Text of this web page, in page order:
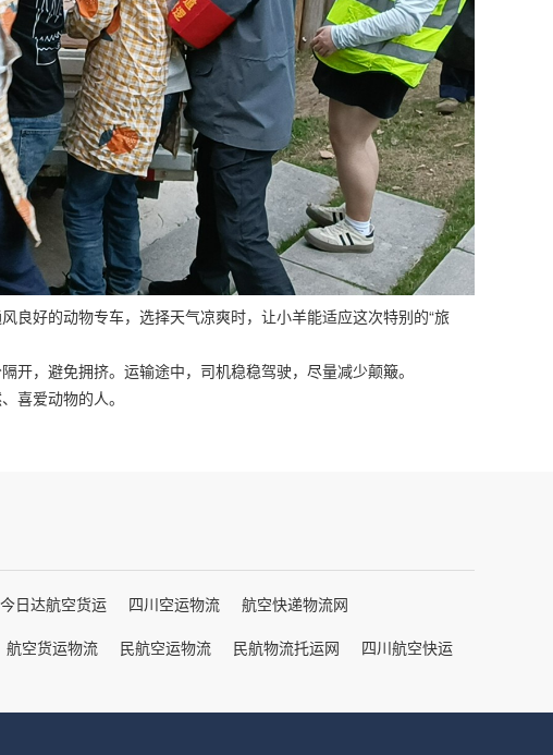
良好的动物专车，选择天气凉爽时，让小羊能适应这次特别的“旅
，避免拥挤。运输途中，司机稳稳驾驶，尽量减少颠簸。
喜爱动物的人。
今日达航空货运 四川空运物流
航空快递物流网
航空货运物流 民航空运物流 民航物流托运网 四川航空快运